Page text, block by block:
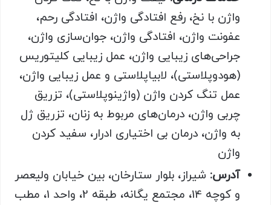
واژن با نخ، رفع افتادگی واژن، افتادگی رحم،
عفونت واژن، افتادگی واژن، جوان‌سازی واژن،
جراحی‌های زیبایی واژن، عمل زیبایی کلیتوریس
(هودوپلاستی)، لابیاپلاستی و عمل زیبایی واژن،
عمل تنگ کردن واژن (واژینوپلاستی)، تزریق
چربی واژن، درمان‌های مربوط به زنان، تزریق ژل
به واژن، درمان بی اختیاری ادرار، سفید کردن
واژن
آدرس: شیراز، بلوار ستارخان، بین خیابان ولیعصر
و کوچه 14، مجتمع یگانه، طبقه 2، واحد 1، مطب